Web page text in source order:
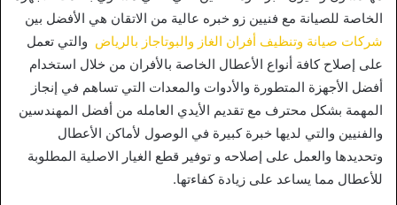
الخاصة للصيانة مع فنيين زو خبره عالية من الاتقان هي الأفضل بين
شركات صيانة وتنظيف أفران الغاز والبوتاجاز بالرياض والتي تعمل
على إصلاح كافة أنواع الأعطال الخاصة بالأفران من خلال استخدام
أفضل الأجهزة المتطورة والأدوات والمعدات التي تساهم في إنجاز
المهمة بشكل محترف مع تقديم الأيدي العامله من أفضل المهندسين
والفنيين والتي لديها خبرة كبيرة في الوصول لأماكن الأعطال
وتحديدها والعمل على إصلاحه و توفير قطع الغيار الاصلية المطلوبة
للأعطال مما يساعد على زيادة كفاءتها.